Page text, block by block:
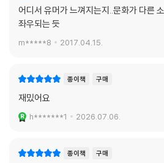
패했으면서도 겉으로는 청교도 같은 행동을
서, 국가가 처한 급박한 문제를 얼마나 황당
려고 하는지를 다소 과장되게 보여준다. 페
다가 몰래 봉사대원들에게 ‘봉사’를 받는 군
른다.
다양한 형식과 실험적인 구성으로 독자를 끌
이 소설의 문학적 유머는 그 독특한 구성으
어디서 유머가 느껴지는지..문화가 다른
좌우되는 듯
m*****8 2017.04.15.
종이책 구매
재밌어요
h*******1 2026.07.06.
종이책 구매